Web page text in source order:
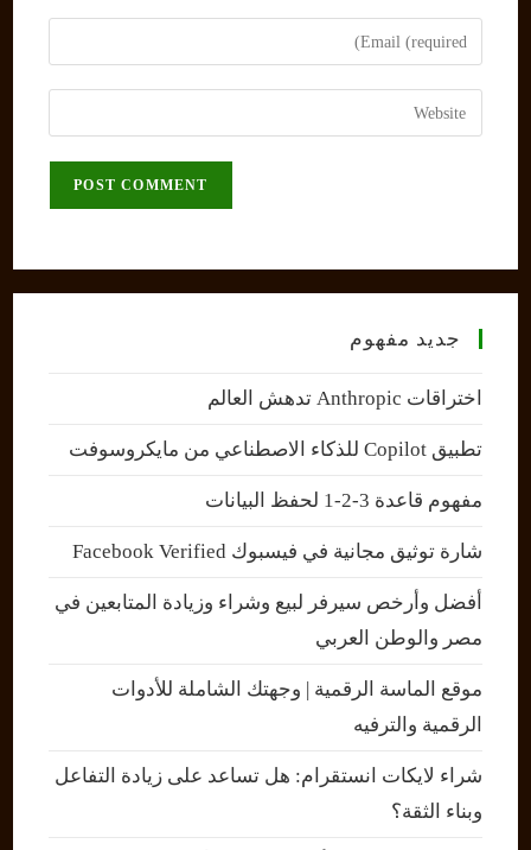
name
comment
Enter
your
email
address
Enter
your
جديد مفهوم
اختراقات Anthropic تدهش العالم
تطبيق Copilot للذكاء الاصطناعي من مايكروسوفت
مفهوم قاعدة 3-2-1 لحفظ البيانات
شارة توثيق مجانية في فيسبوك Facebook Verified
أفضل وأرخص سيرفر لبيع وشراء وزيادة المتابعين في
مصر والوطن العربي
موقع الماسة الرقمية | وجهتك الشاملة للأدوات
الرقمية والترفيه
شراء لايكات انستقرام: هل تساعد على زيادة التفاعل
وبناء الثقة؟